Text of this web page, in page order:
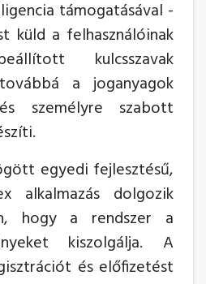
támogatásával -
küld a felhasználóinak
kulcsszavak
a joganyagok
személyre szabott
egyedi fejlesztésű,
alkalmazás dolgozik
hogy a rendszer a
kiszolgálja. A
és előfizetést